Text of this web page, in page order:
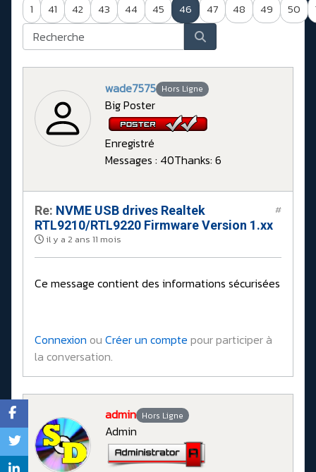
1 41 42 43 44 45 46 47 48 49 50
wade7575 Hors Ligne
Big Poster
Enregistré
Messages : 40Thanks: 6
Re: NVME USB drives Realtek
RTL9210/RTL9220 Firmware Version 1.xx
il y a 2 ans 11 mois
#
Ce message contient des informations sécurisées
Connexion ou Créer un compte pour participer à
la conversation.
admin Hors Ligne
Admin